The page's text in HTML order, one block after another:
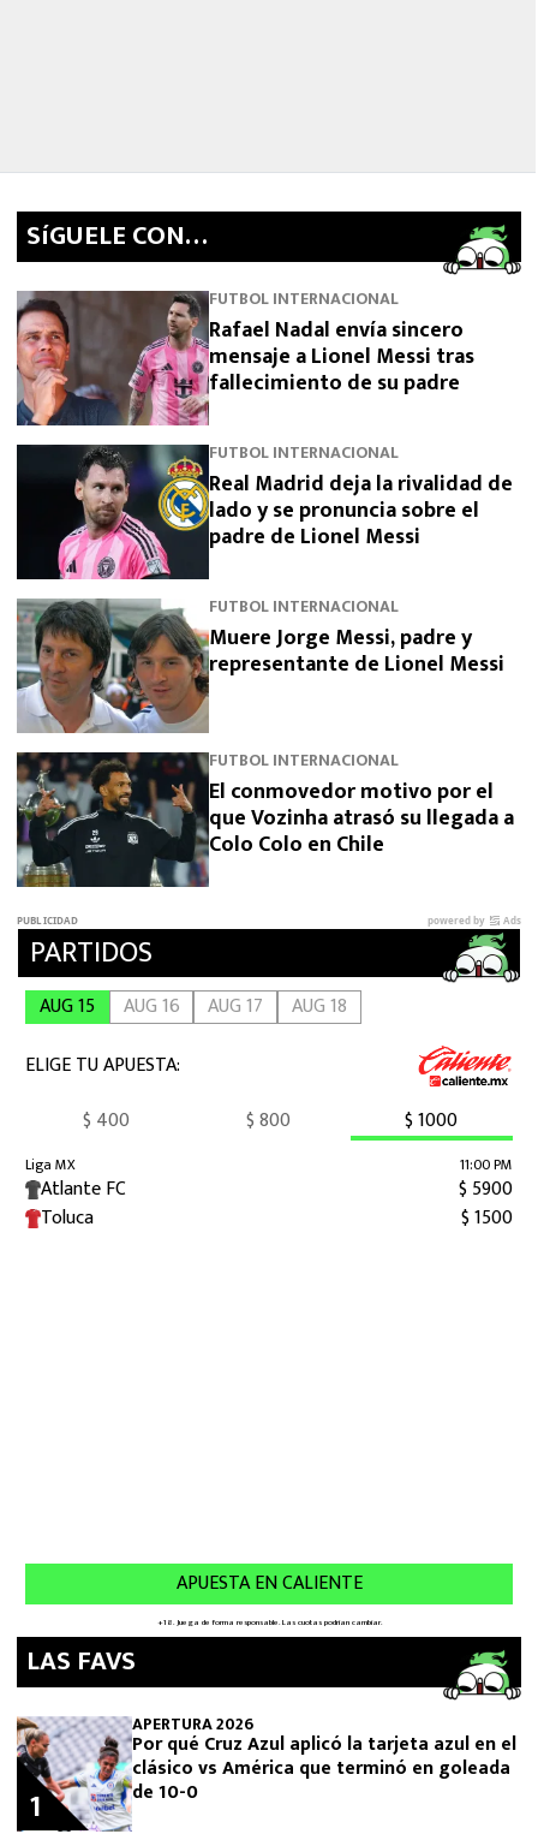
SíGUELE CON…
FUTBOL INTERNACIONAL
Rafael Nadal envía sincero
mensaje a Lionel Messi tras
fallecimiento de su padre
FUTBOL INTERNACIONAL
Real Madrid deja la rivalidad de
lado y se pronuncia sobre el
padre de Lionel Messi
FUTBOL INTERNACIONAL
Muere Jorge Messi, padre y
representante de Lionel Messi
FUTBOL INTERNACIONAL
El conmovedor motivo por el
que Vozinha atrasó su llegada a
Colo Colo en Chile
LAS FAVS
APERTURA 2026
Por qué Cruz Azul aplicó la tarjeta azul en el
clásico vs América que terminó en goleada
de 10-0
1